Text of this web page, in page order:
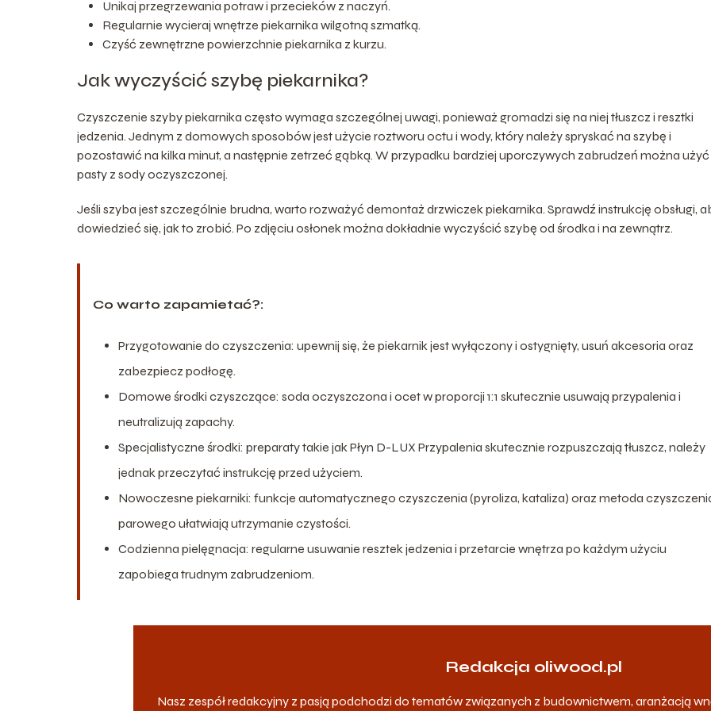
Unikaj przegrzewania potraw i przecieków z naczyń.
Regularnie wycieraj wnętrze piekarnika wilgotną szmatką.
Czyść zewnętrzne powierzchnie piekarnika z kurzu.
Jak wyczyścić szybę piekarnika?
Czyszczenie szyby piekarnika często wymaga szczególnej uwagi, ponieważ gromadzi się na niej tłuszcz i resztki
jedzenia. Jednym z domowych sposobów jest użycie roztworu octu i wody, który należy spryskać na szybę i
pozostawić na kilka minut, a następnie zetrzeć gąbką. W przypadku bardziej uporczywych zabrudzeń można użyć
pasty z sody oczyszczonej.
Jeśli szyba jest szczególnie brudna, warto rozważyć demontaż drzwiczek piekarnika. Sprawdź instrukcję obsługi,
dowiedzieć się, jak to zrobić. Po zdjęciu osłonek można dokładnie wyczyścić szybę od środka i na zewnątrz.
Co warto zapamietać?:
Przygotowanie do czyszczenia: upewnij się, że piekarnik jest wyłączony i ostygnięty, usuń akcesoria oraz
zabezpiecz podłogę.
Domowe środki czyszczące: soda oczyszczona i ocet w proporcji 1:1 skutecznie usuwają przypalenia i
neutralizują zapachy.
Specjalistyczne środki: preparaty takie jak Płyn D-LUX Przypalenia skutecznie rozpuszczają tłuszcz, należy
jednak przeczytać instrukcję przed użyciem.
Nowoczesne piekarniki: funkcje automatycznego czyszczenia (pyroliza, kataliza) oraz metoda
parowego ułatwiają utrzymanie czystości.
Codzienna pielęgnacja: regularne usuwanie resztek jedzenia i przetarcie wnętrza po każdym użyciu
zapobiega trudnym zabrudzeniom.
Redakcja oliwood.pl
Nasz zespół redakcyjny z pasją podchodzi do tematów związanych z budownictwem, aranżacją